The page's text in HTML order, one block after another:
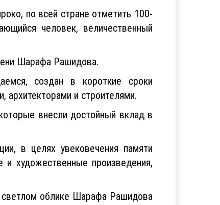
по всей стране отметить 100-
человек, величественный
Шарафа Рашидова.
создан в короткие сроки
и строителями.
внесли достойный вклад в
в целях увековечения памяти
художественные произведения,
облике Шарафа Рашидова